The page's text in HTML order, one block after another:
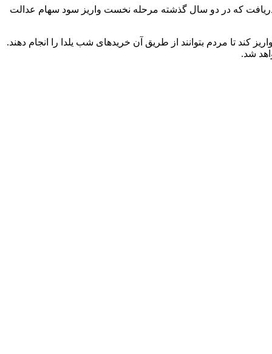
که در دو سال گذشته مرحله نخست واریز سود سهام عدالت
تا مردم بتوانند از طریق آن خریدهای شب یلدا را انجام دهند.